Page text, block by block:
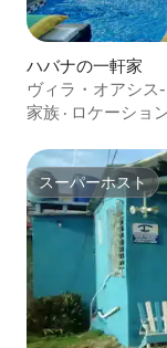
ハバナの一軒家
ヴィラ・オアシス
家族 · ロケーショ
スーパーホスト
スーパーホスト